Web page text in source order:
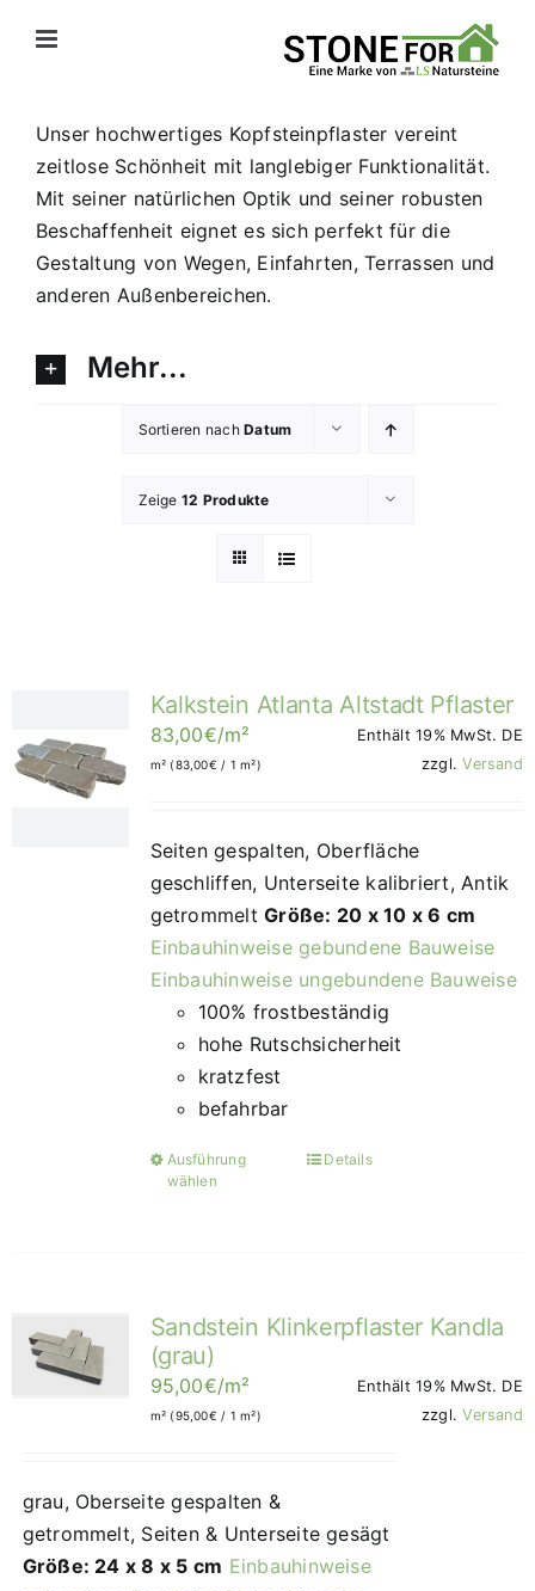
Inhalt
Unser hochwertiges Kopfsteinpflaster vereint
zeitlose Schönheit mit langlebiger Funktionalität.
Mit seiner natürlichen Optik und seiner robusten
Beschaffenheit eignet es sich perfekt für die
Gestaltung von Wegen, Einfahrten, Terrassen und
anderen Außenbereichen.
Mehr...
Sortieren nachDatum
Zeige 12 Produkte
Kalkstein Atlanta Altstadt Pflaster
83,00€/m² Enthält 19% MwSt. DE
m² (83,00€ / 1 m²) zzgl.Versand
Seiten gespalten, Oberfläche
geschliffen, Unterseite kalibriert, Antik
getrommeltGröße: 20 x 10 x 6 cm
Einbauhinweise gebundene Bauweise
Einbauhinweise ungebundene Bauweise
100% frostbeständig
hohe Rutschsicherheit
kratzfest
befahrbar
Ausführung
wählen
Dieses
auf.
Optionen
gewählt
Details
Sandstein Klinkerpflaster Kandla
(grau)
95,00€/m² Enthält 19% MwSt. DE
m² (95,00€ / 1 m²) zzgl.Versand
grau, Oberseite gespalten &
getrommelt, Seiten & Unterseite gesägt
Größe: 24 x 8 x 5 cm Einbauhinweise